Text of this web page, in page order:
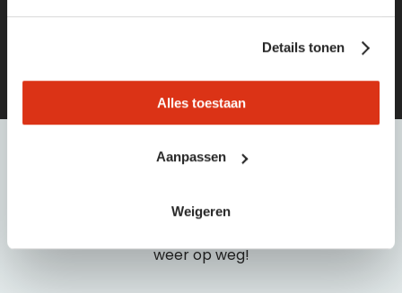
Details tonen
Alles toestaan
Aanpassen
Weigeren
vacatures
hulpnodig?
Bel of e-mail dan met één van onze medewerkers:
weer op weg!